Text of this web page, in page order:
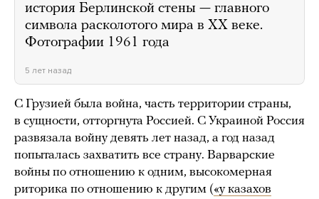
история Берлинской стены — главного
символа расколотого мира в ХХ веке.
Фотографии 1961 года
5 лет назад
С Грузией была война, часть территории страны,
в сущности, отторгнута Россией. С Украиной Россия
развязала войну девять лет назад, а год назад
попыталась захватить все страну. Варварские
войны по отношению к одним, высокомерная
риторика по отношению к другим («у казахов